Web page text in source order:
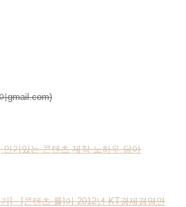
gmail.com)
인기있는 콘텐츠 제작 노하우 담아
] - [콘텐츠 룰]이 2012년 KT경제경영연